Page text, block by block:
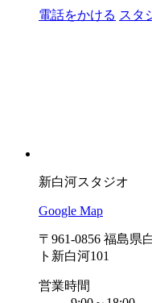
電話をかける スタ
新白河スタジオ
Google Map
〒961-0856 福島県
ト新白河101
営業時間